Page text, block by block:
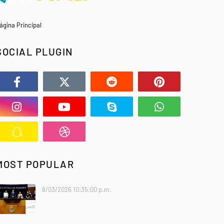
Principal
PLUGIN
POPULAR
8/03/2026 10:35:00 p.m.